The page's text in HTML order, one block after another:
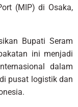
(MIP) di Osaka,
Bupati Seram
ini menjadi
dalam
pusat logistik dan